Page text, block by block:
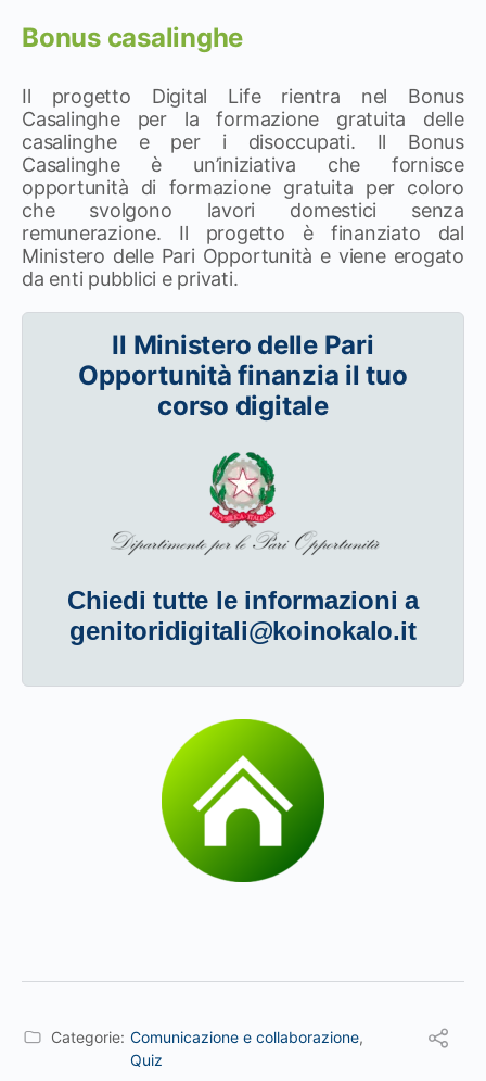
Bonus casalinghe
Il progetto Digital Life rientra nel Bonus
Casalinghe per la formazione gratuita delle
casalinghe e per i disoccupati. Il Bonus
Casalinghe è un’iniziativa che fornisce
opportunità di formazione gratuita per coloro
che svolgono lavori domestici senza
remunerazione. Il progetto è finanziato dal
Ministero delle Pari Opportunità e viene erogato
da enti pubblici e privati.
Il Ministero delle Pari
Opportunità finanzia il tuo
corso digitale
Chiedi tutte le informazioni a
genitoridigitali@koinokalo.it
Categorie: Comunicazione e collaborazione,
Quiz